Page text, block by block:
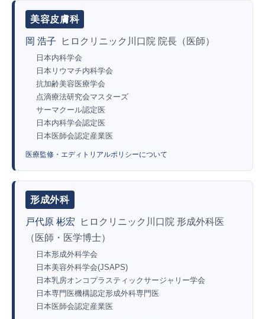
美容皮膚科
岡 浩子 ヒロクリニック川口院 院長（医師）
日本内科学会
日本リウマチ内科学会
抗加齢美容医療学会
点滴療法研究会マスターズ
サーマクール認定医
日本内科学会認定医
日本医師会認定産業医
医療監修・エディトリアルポリシーについて
形成外科
戸代原 彬宏
ヒロクリニック川口院 形成外科医
（医師・医学博士）
日本形成外科学会
日本美容外科学会(JSAPS)
日本乳房オンコプラスティックサージャリー学会
日本専門医機構認定形成外科専門医
日本医師会認定産業医